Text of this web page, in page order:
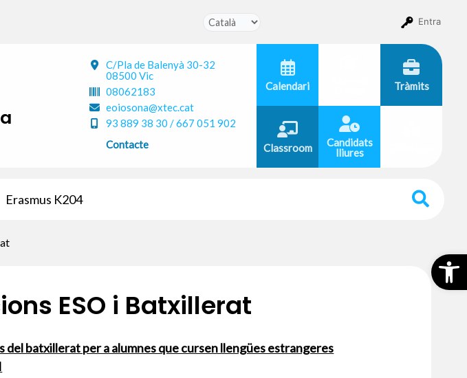
Entra
C/Pla de Balenyà 30-32
08500 Vic
08062183
eoiosona@xtec.cat
93 889 38 30 / 667 051 902
Contacte
Calendari Tràmits
Classroom
Candidats
lliures
Erasmus K204
ESO i Batxillerat
del batxillerat per a alumnes que cursen llengües estrangeres